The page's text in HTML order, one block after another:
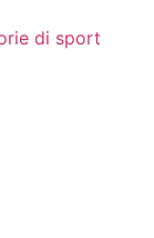
di sport